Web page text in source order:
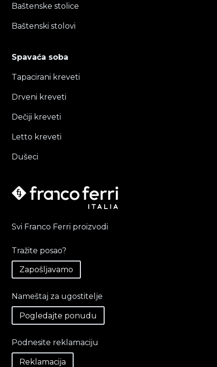
Baštenske stolice
Baštenski stolovi
Spavaća soba
Tapacirani kreveti
Drveni kreveti
Dečiji kreveti
Letto kreveti
Dušeci
Svi Franco Ferri proizvodi
Tražite posao?
Zapošljavamo
Nameštaj za ugostitelje
Pogledajte ponudu
Podnesite reklamaciju
Reklamacija